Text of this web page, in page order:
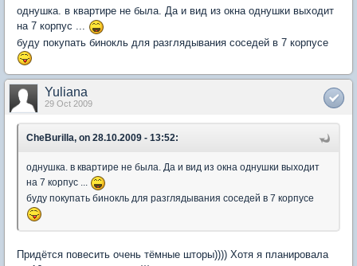
однушка. в квартире не была. Да и вид из окна однушки выходит
на 7 корпус ...
буду покупать бинокль для разглядывания соседей в 7 корпусе
Yuliana
29 Oct 2009
CheBurilla, on 28.10.2009 - 13:52:
однушка. в квартире не была. Да и вид из окна однушки выходит
на 7 корпус ...
буду покупать бинокль для разглядывания соседей в 7 корпусе
Придётся повесить очень тёмные шторы)))) Хотя я планировала